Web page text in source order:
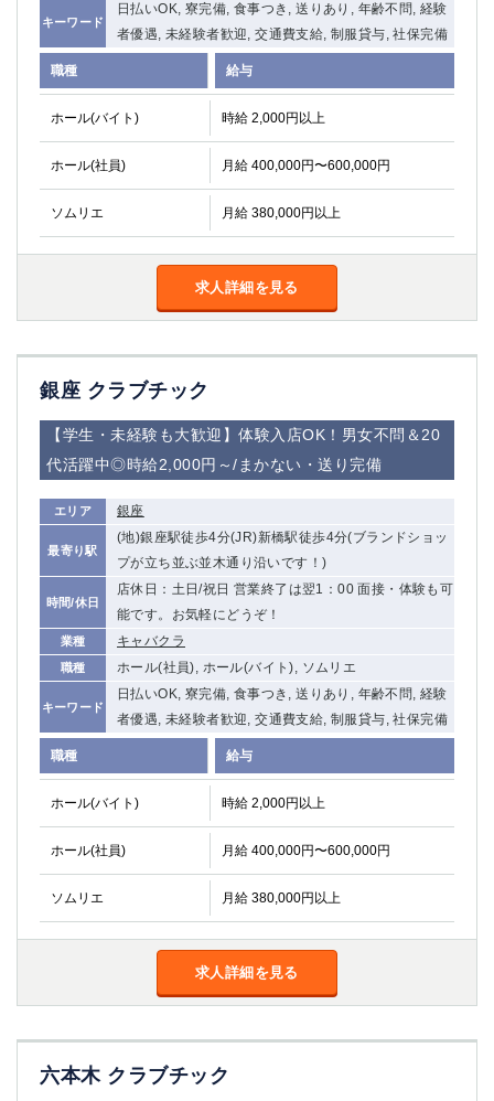
キーワード
日払いOK, 寮完備, 食事つき, 送りあり, 年齢不問, 経験
者優遇, 未経験者歓迎, 交通費支給, 制服貸与, 社保完備
職種 給与
ホール(バイト) 時給 2,000円以上
ホール(社員) 月給 400,000円〜600,000円
ソムリエ 月給 380,000円以上
求人詳細を見る
銀座 クラブチック
【学生・未経験も大歓迎】体験入店OK！男女不問＆20
代活躍中◎時給2,000円～/まかない・送り完備
エリア 銀座
最寄り駅
(地)銀座駅徒歩4分(JR)新橋駅徒歩4分(ブランドショッ
プが立ち並ぶ並木通り沿いです！)
時間/休日
店休日：土日/祝日 営業終了は翌1：00 面接・体験も可
能です。お気軽にどうぞ！
業種 キャバクラ
職種 ホール(社員), ホール(バイト), ソムリエ
キーワード
日払いOK, 寮完備, 食事つき, 送りあり, 年齢不問, 経験
者優遇, 未経験者歓迎, 交通費支給, 制服貸与, 社保完備
職種 給与
ホール(バイト) 時給 2,000円以上
ホール(社員) 月給 400,000円〜600,000円
ソムリエ 月給 380,000円以上
求人詳細を見る
六本木 クラブチック
自由が丘
吉祥寺（北口／東口）
錦糸町南口
下北沢・経堂
金町（北口）
成増駅徒歩3分の好立地！①JR埼京線「赤羽駅」から徒歩2分 ②東
三軒茶屋（南口）
①歌舞伎町 ②新宿 ③新宿三丁目 ④西
①歌舞伎町 ②新宿 ③西部新宿 ③東新宿
蒲田(西口)
清瀬（南口）
①東武練馬 ②成増・板橋 ③大山 ②池袋
池袋東口
大井町
下赤塚
竹ノ塚
三鷹
新小岩
祖師ヶ谷大蔵
小岩
湯島
久米川
市川
西麻布
五井
神奈川県
関内
川崎
本厚木
新横浜
藤沢
平塚
武蔵小杉
橋本
小田原
横浜・桜木町
関内・馬車道・日ノ出町 武蔵新城
元住吉
茅ヶ崎
戸塚
たまプラーザ
大船
相模原
厚木
横須賀
桜木町
南越谷
所沢